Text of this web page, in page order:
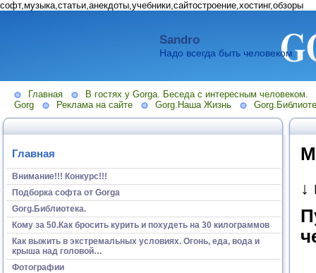
софт,музыка,статьи,анекдоты,учебники,сайтостроение,хостинг,обзоры
Sandro
Надо всегда быть человеком.
Главная
В гостях у Gorga. Беседа с интересным человеком.
Gorg
Реклама на сайте Gorg.Наша Жизнь
Главная
Внимание!!! Конкурс!!!
Подборка софта от Gorga
Gorg.Библиотека.
Кому за 50.Как бросить курить и похудеть на 30 килограммов
Как выжить в экстремальных условиях. Огонь, еда, вода и
крыша над головой…
Фотографии